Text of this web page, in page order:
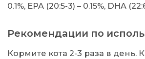
0.1%, EPA (20:5-3) – 0.15%, DHA
Рекомендации по
Кормите кота 2-3 раза в день.